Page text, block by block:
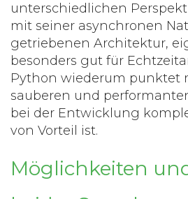
unterschiedlichen
mit seiner asynchronen
getriebenen Architektur,
besonders gut für
Python wiederum punktet
sauberen und
bei der Entwicklung
von Vorteil ist.
Möglichkeiten